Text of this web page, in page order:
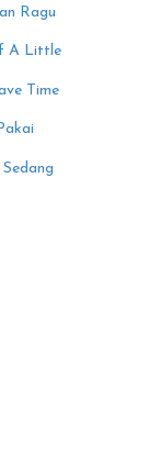
Ragu
A Little
Time